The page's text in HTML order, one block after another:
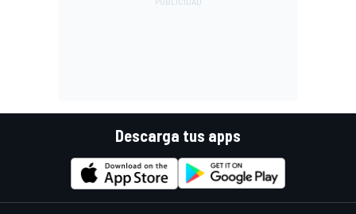
Descarga tus apps